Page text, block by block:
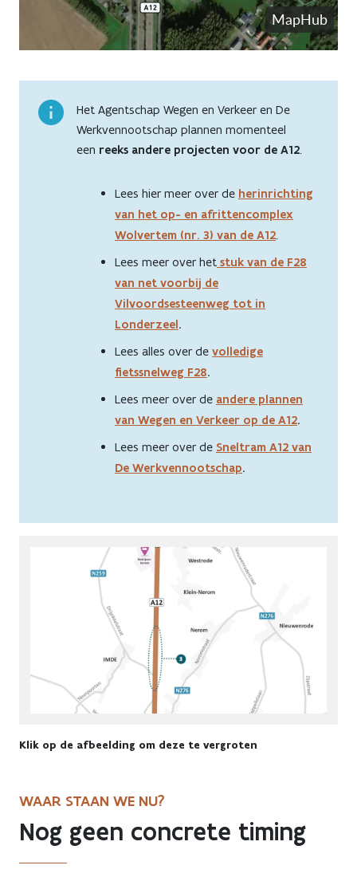
Het Agentschap Wegen en Verkeer en De
Werkvennootschap plannen momenteel
een reeks andere projecten voor de A12.
Lees hier meer over de herinrichting
van het op- en afrittencomplex
Wolvertem (nr. 3) van de A12.
Lees meer over het stuk van de F28
van net voorbij de
Vilvoordsesteenweg tot in
Londerzeel.
Lees alles over de volledige
fietssnelweg F28.
Lees meer over de andere plannen
van Wegen en Verkeer op de A12.
Lees meer over de Sneltram A12 van
De Werkvennootschap.
Klik op de afbeelding om deze te vergroten
WAAR STAAN WE NU?
Nog geen concrete timing